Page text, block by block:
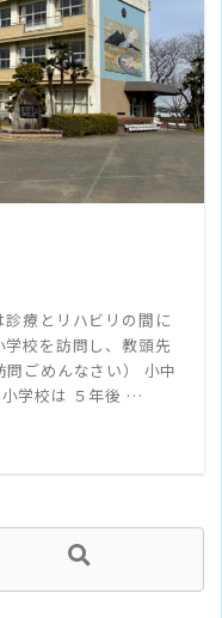
療とリハビリの間に
校を訪問し、教頭先
ごめんなさい） 小中
学校は ５年後 …